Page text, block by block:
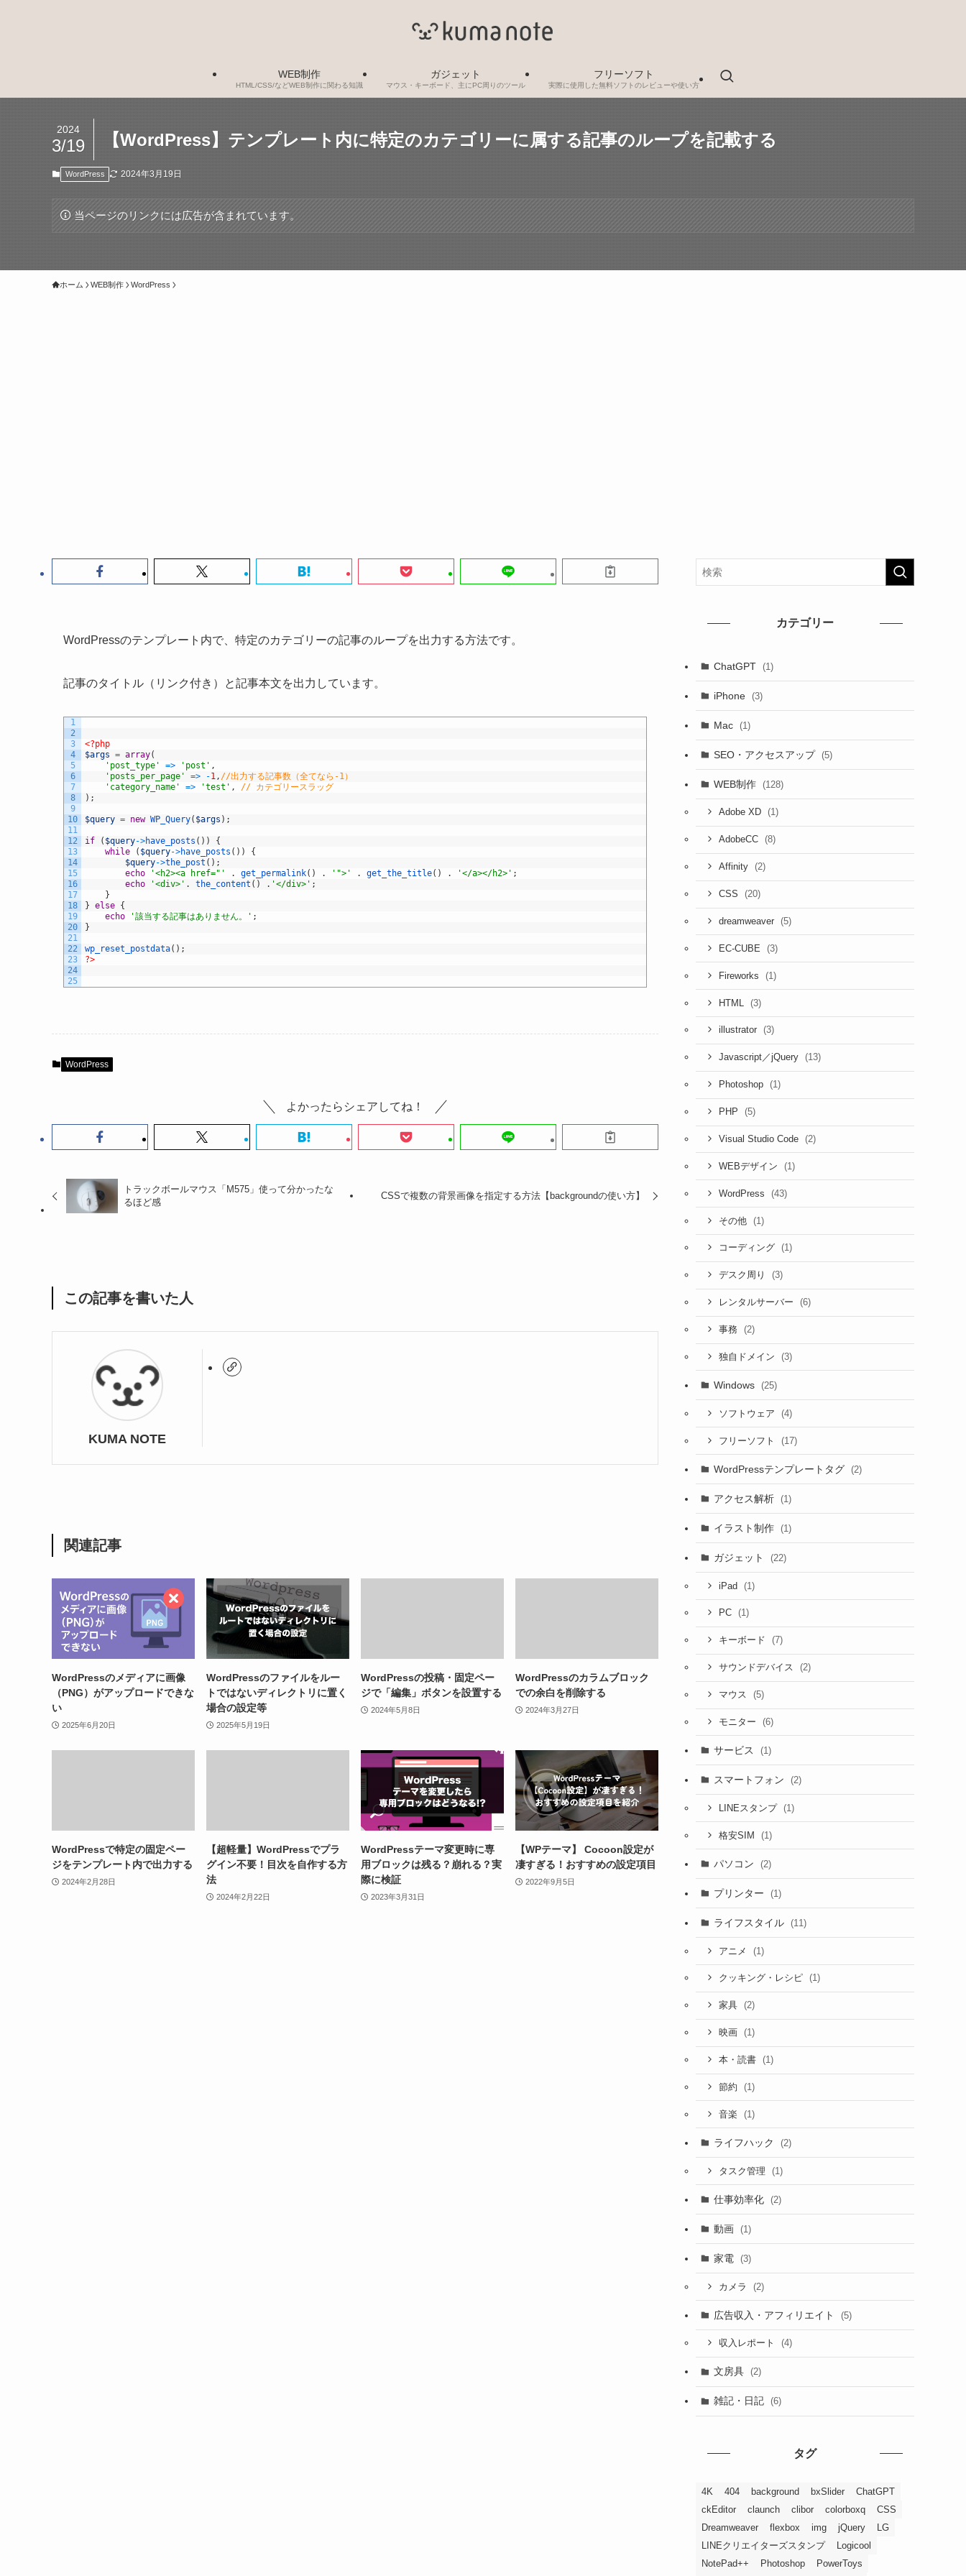
WEB制作
HTML/CSS/などWEB制作に関わる知識
ガジェット
マウス・キーボード、主にPC周りのツール
フリーソフト
実際に使用した無料ソフトのレビューや使い方
【WordPress】テンプレート内に特定のカテゴリーに属する記事のループを記載する
2024
3/19
WordPress 2024年3月19日
当ページのリンクには広告が含まれています。
ホーム WEB制作 WordPress
WordPressのテンプレート内で、特定のカテゴリーの記事のループを出力する方法です。
記事のタイトル（リンク付き）と記事本文を出力しています。
1
2
3
4
5
6
7
8
9
10
11
12
13
14
15
16
17
18
19
20
21
22
23
24
25
<?php
$args = array(
'post_type'
=> 'post' ,
'posts_per_page'
=> -1, //出力する記事数（全てなら-1）
'category_name'
=> 'test' ,
// カテゴリースラッグ
) ;
$query = new WP_Query( $args ) ;
if ( $query->have_posts ( ) )
{
while
( $query->have_posts ( ) )
{
$query->the_post ( ) ;
echo
'<h2><a href="' . get_permalink( ) . '">' . get_the_title( ) . '</a></h2>' ;
echo
'<div>' . the_content ( ) . '</div>' ;
}
} else {
echo
'該当する記事はありません。' ;
}
wp_reset_postdata( ) ;
?>
WordPress
よかったらシェアしてね！
トラックボールマウス「M575」使って分かったな
るほど感
CSSで複数の背景画像を指定する方法【backgroundの使い方】
この記事を書いた人
KUMA NOTE
関連記事
WordPressのメディアに画像
（PNG）がアップロードできな
い
2025年6月20日
WordPressのファイルをルー
トではないディレクトリに置く
場合の設定等
2025年5月19日
WordPressの投稿・固定ペー
ジで「編集」ボタンを設置する
2024年5月8日
WordPressのカラムブロック
での余白を削除する
2024年3月27日
WordPressで特定の固定ペー
ジをテンプレート内で出力する
2024年2月28日
【超軽量】WordPressでプラ
グイン不要！目次を自作する方
法
2024年2月22日
WordPressテーマ変更時に専
用ブロックは残る？崩れる？実
際に検証
2023年3月31日
【WPテーマ】 Cocoon設定が
凄すぎる！おすすめの設定項目
2022年9月5日
カテゴリー
ChatGPT (1)
iPhone (3)
Mac (1)
SEO・アクセスアップ (5)
WEB制作 (128)
Adobe XD (1)
AdobeCC (8)
Affinity (2)
CSS (20)
dreamweaver (5)
EC-CUBE (3)
Fireworks (1)
HTML (3)
illustrator (3)
Javascript／jQuery (13)
Photoshop (1)
PHP (5)
Visual Studio Code (2)
WEBデザイン (1)
WordPress (43)
その他 (1)
コーディング (1)
デスク周り (3)
レンタルサーバー (6)
事務 (2)
独自ドメイン (3)
Windows (25)
ソフトウェア (4)
フリーソフト (17)
WordPressテンプレートタグ (2)
アクセス解析 (1)
イラスト制作 (1)
ガジェット (22)
iPad (1)
PC (1)
キーボード (7)
サウンドデバイス (2)
マウス (5)
モニター (6)
サービス (1)
スマートフォン (2)
LINEスタンプ (1)
格安SIM (1)
パソコン (2)
プリンター (1)
ライフスタイル (11)
アニメ (1)
クッキング・レシピ (1)
家具 (2)
映画 (1)
本・読書 (1)
節約 (1)
音楽 (1)
ライフハック (2)
タスク管理 (1)
仕事効率化 (2)
動画 (1)
家電 (3)
カメラ (2)
広告収入・アフィリエイト (5)
収入レポート (4)
文房具 (2)
雑記・日記 (6)
タグ
4K 404 background bxSlider
ChatGPT
ckEditor
claunch clibor colorboxq
CSS
Dreamweaver
flexbox img jQuery
LG
LINEクリエイターズスタンプ
Logicool
NotePad++
Photoshop
PowerToys